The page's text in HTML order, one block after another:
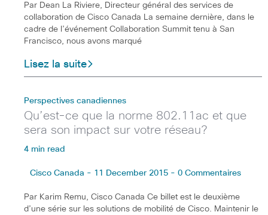
Par Dean La Riviere, Directeur général des services de
collaboration de Cisco Canada La semaine dernière, dans le
cadre de l’événement Collaboration Summit tenu à San
Francisco, nous avons marqué
Lisez la suite
Perspectives canadiennes
Qu’est-ce que la norme 802.11ac et que
sera son impact sur votre réseau?
4 min read
Cisco Canada - 11 December 2015 - 0 Commentaires
Par Karim Remu, Cisco Canada Ce billet est le deuxième
d’une série sur les solutions de mobilité de Cisco. Maintenir le